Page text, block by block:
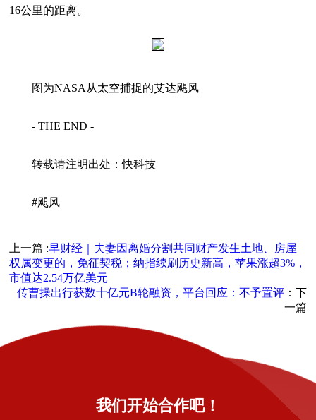
16公里的距离。
图为NASA从太空捕捉的艾达飓风
- THE END -
转载请注明出处：快科技
#飓风
上一篇 :早财经｜夫妻因离婚分割共同财产发生土地、房屋
权属变更的，免征契税；纳指续刷历史新高，苹果涨超3%，
市值达2.54万亿美元
传曹操出行获数十亿元B轮融资，平台回应：不予置评：下
一篇
我们开始合作吧！